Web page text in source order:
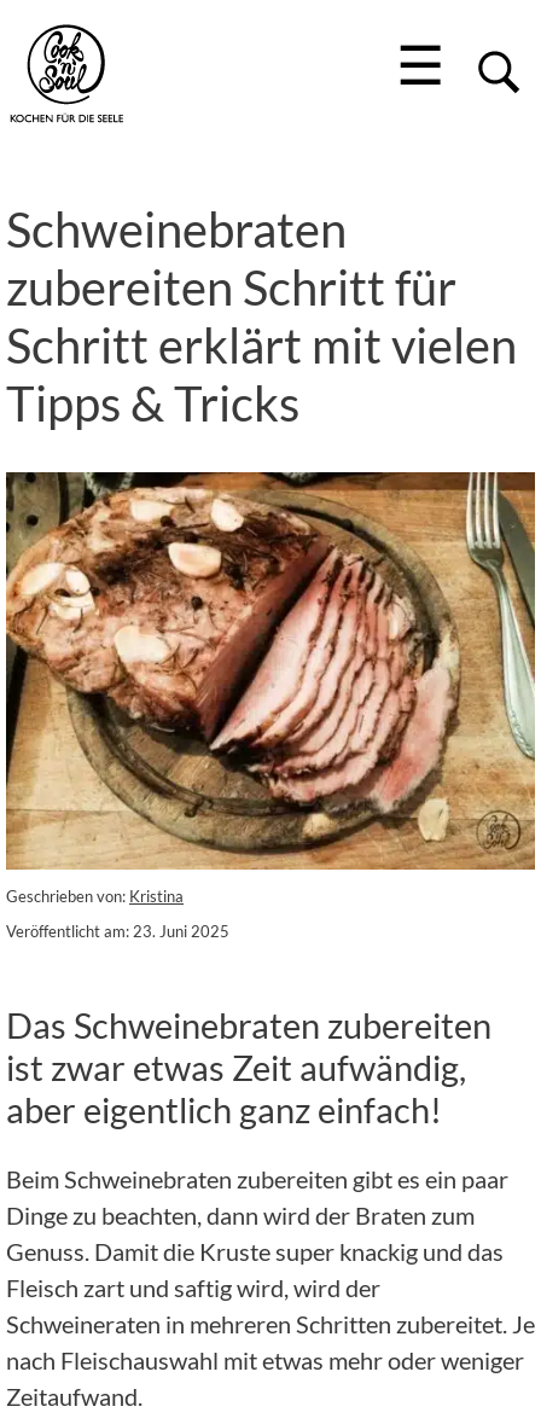
☰
Schweinebraten
zubereiten Schritt für
Schritt erklärt mit vielen
Tipps & Tricks
Geschrieben von: Kristina
Veröffentlicht am: 23. Juni 2025
Das Schweinebraten zubereiten
ist zwar etwas Zeit aufwändig,
aber eigentlich ganz einfach!
Beim Schweinebraten zubereiten gibt es ein paar
Dinge zu beachten, dann wird der Braten zum
Genuss. Damit die Kruste super knackig und das
Fleisch zart und saftig wird, wird der
Schweineraten in mehreren Schritten zubereitet. Je
nach Fleischauswahl mit etwas mehr oder weniger
Zeitaufwand.